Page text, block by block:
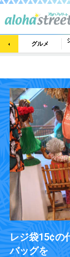
グルメ
レジ袋15¢の
バッグを